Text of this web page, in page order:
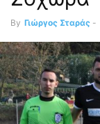
By Γιώργος Σταράς -